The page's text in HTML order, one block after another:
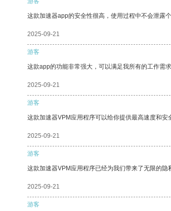
这款加速器app的安全性很高，使用过程中不会泄露
2025-09-21
游客
这款app的功能非常强大，可以满足我所有的工作需
2025-09-21
游客
这款加速器VPM应用程序可以给你提供最高速度和安
2025-09-21
游客
这款加速器VPM应用程序已经为我们带来了无限的隐
2025-09-21
游客